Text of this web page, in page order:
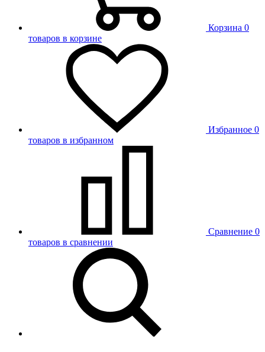
Корзина 0
товаров в корзине
Избранное 0
товаров в избранном
Сравнение 0
товаров в сравнении